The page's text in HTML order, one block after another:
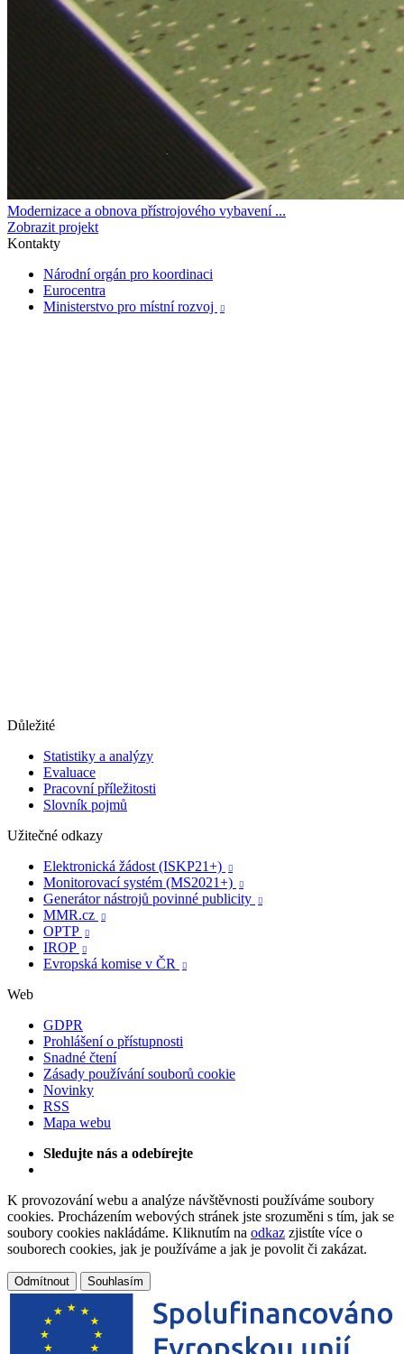
Modernizace a obnova přístrojového vybavení ...
Zobrazit projekt
Kontakty
Národní orgán pro koordinaci
Eurocentra
Ministerstvo pro místní rozvoj

Důležité
Statistiky a analýzy
Evaluace
Pracovní příležitosti
Slovník pojmů
Užitečné odkazy
Elektronická žádost (ISKP21+)

Monitorovací systém (MS2021+) 
Generátor nástrojů povinné publicity 
MMR.cz 
OPTP 
IROP 
Evropská komise v ČR 
Web
GDPR
Prohlášení o přístupnosti
Snadné čtení
Zásady používání souborů cookie
Novinky
RSS
Mapa webu
Sledujte nás a odebírejte
K provozování webu a analýze návštěvnosti používáme soubory
cookies. Procházením webových stránek jste srozuměni s tím, jak se
soubory cookies nakládáme. Kliknutím na odkaz zjistíte více o
souborech cookies, jak je používáme a jak je povolit či zakázat.
Odmítnout Souhlasím